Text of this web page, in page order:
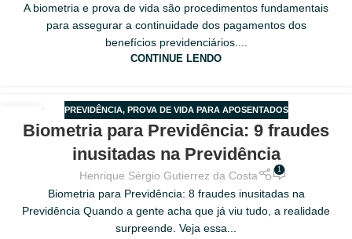
A biometria e prova de vida são procedimentos fundamentais
para assegurar a continuidade dos pagamentos dos
benefícios previdenciários....
CONTINUE LENDO
FEV
PREVIDÊNCIA, PROVA DE VIDA PARA APOSENTADOS
Biometria para Previdência: 9 fraudes
inusitadas na Previdência
Henrique Sérgio Gutierrez da Costa 1
Biometria para Previdência: 8 fraudes inusitadas na
Previdência Quando a gente acha que já viu tudo, a realidade
surpreende. Veja essa...